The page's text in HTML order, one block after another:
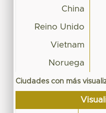
China
Reino Unido
Vietnam
Noruega
Ciudades con más